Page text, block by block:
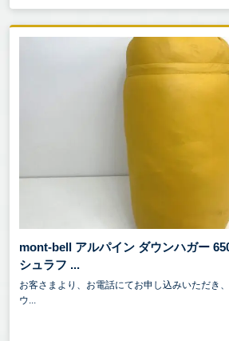
mont-bell アルパイン ダウンハガー
シュラフ ...
お客さまより、お電話にてお申し込みいただき
ウ...